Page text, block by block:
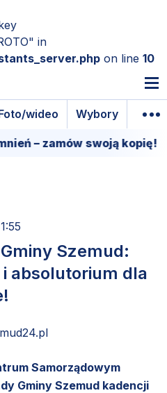
in
on line 10
wideo Wybory
– zamów swoją kopię!
Szemud:
absolutorium dla
Samorządowym
Gminy Szemud kadencji